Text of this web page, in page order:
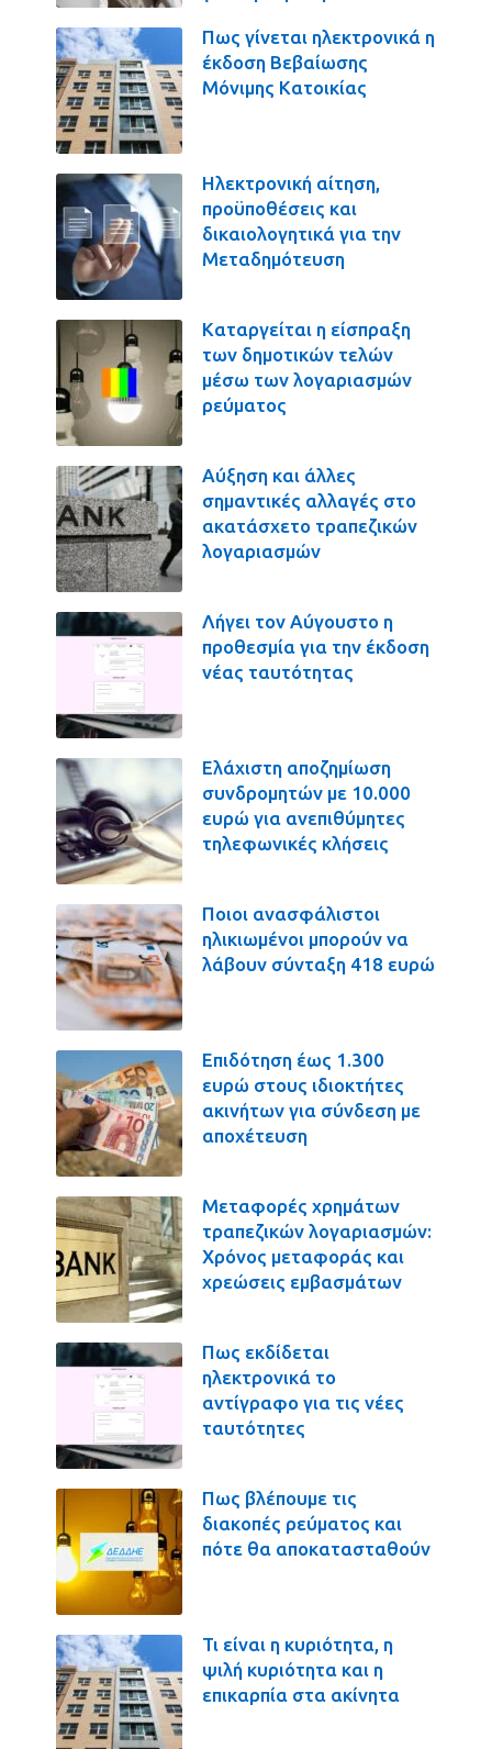
Πως γίνεται ηλεκτρονικά η
έκδοση Βεβαίωσης
Μόνιμης Κατοικίας
Ηλεκτρονική αίτηση,
προϋποθέσεις και
δικαιολογητικά για την
Μεταδημότευση
Καταργείται η είσπραξη
των δημοτικών τελών
μέσω των λογαριασμών
ρεύματος
Αύξηση και άλλες
σημαντικές αλλαγές στο
ακατάσχετο τραπεζικών
λογαριασμών
Λήγει τον Αύγουστο η
προθεσμία για την έκδοση
νέας ταυτότητας
Ελάχιστη αποζημίωση
συνδρομητών με 10.000
ευρώ για ανεπιθύμητες
τηλεφωνικές κλήσεις
Ποιοι ανασφάλιστοι
ηλικιωμένοι μπορούν να
λάβουν σύνταξη 418 ευρώ
Επιδότηση έως 1.300
ευρώ στους ιδιοκτήτες
ακινήτων για σύνδεση με
αποχέτευση
Μεταφορές χρημάτων
τραπεζικών λογαριασμών:
Χρόνος μεταφοράς και
χρεώσεις εμβασμάτων
Πως εκδίδεται
ηλεκτρονικά το
αντίγραφο για τις νέες
ταυτότητες
Πως βλέπουμε τις
διακοπές ρεύματος και
πότε θα αποκατασταθούν
Τι είναι η κυριότητα, η
ψιλή κυριότητα και η
επικαρπία στα ακίνητα